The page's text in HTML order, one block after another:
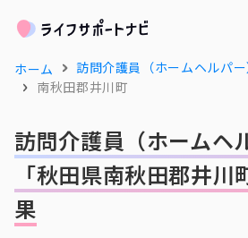
ホーム 訪問介護員（ホームヘルパー
南秋田郡井川町
訪問介護員（ホームヘ
「秋田県南秋田郡井川
果